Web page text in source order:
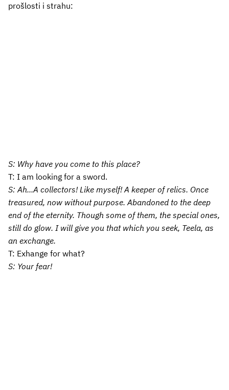
prošlosti i strahu:
S: Why have you come to this place?
T: I am looking for a sword.
S: Ah...A collectors! Like myself! A keeper of relics. Once
treasured, now without purpose. Abandoned to the deep
end of the eternity. Though some of them, the special ones,
still do glow. I will give you that which you seek, Teela, as
an exchange.
T: Exhange for what?
S: Your fear!